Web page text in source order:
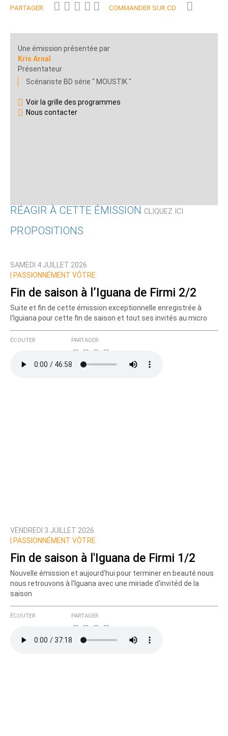
PARTAGER COMMANDER SUR CD
Une émission présentée par
Kris Arnal
Présentateur
Scénariste BD série " MOUSTIK "
Voir la grille des programmes
Nous contacter
RÉAGIR À CETTE ÉMISSION CLIQUEZ ICI
Nom
Courriel (non publié)
Ajoutez votre commentaire ici
Prévenez-moi de tous les nouveaux commentaires
PROPOSITIONS
SAMEDI 4 JUILLET 2026
PASSIONNÉMENT VÔTRE
Fin de saison à l’Iguana de Firmi 2/2
Suite et fin de cette émission exceptionnelle enregistrée à
l'Iguiana pour cette fin de saison et tout ses invités au micro
ÉCOUTER PARTAGER
VENDREDI 3 JUILLET 2026
PASSIONNÉMENT VÔTRE
Fin de saison à l'Iguana de Firmi 1/2
Nouvelle émission et aujourd'hui pour terminer en beauté nous
nous retrouvons à l'Iguana avec une miriade d'invitéd de la
saison
ÉCOUTER PARTAGER